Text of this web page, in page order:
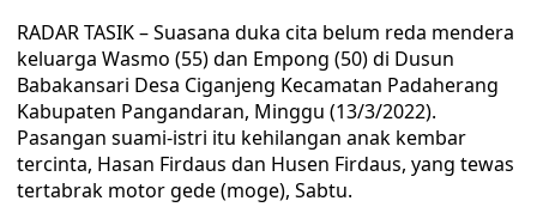
RADAR TASIK – Suasana duka cita belum reda mendera
keluarga Wasmo (55) dan Empong (50) di Dusun
Babakansari Desa Ciganjeng Kecamatan Padaherang
Kabupaten Pangandaran, Minggu (13/3/2022).
Pasangan suami-istri itu kehilangan anak kembar
tercinta, Hasan Firdaus dan Husen Firdaus, yang tewas
tertabrak motor gede (moge), Sabtu.